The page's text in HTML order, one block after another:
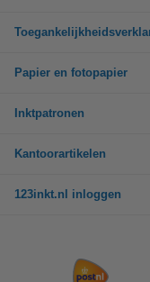
Papier en fotopapier
Inktpatronen
Kantoorartikelen
123inkt.nl inloggen